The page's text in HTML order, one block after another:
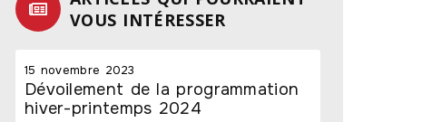
VOUS INTÉRESSER
15 novembre 2023
Dévoilement de la programmation
hiver-printemps 2024